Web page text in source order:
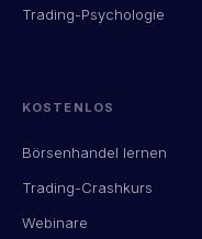
Trading-Psychologie
KOSTENLOS
Börsenhandel lernen
Trading-Crashkurs
Webinare